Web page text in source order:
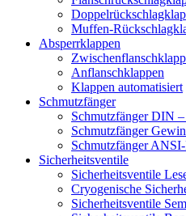
Muffen-
Absperrklappen
Anflanschklappen
Klappen automatisiert
Schmutzfänger
Schmutzfänger DIN –
Schmutzfänger
Schmutzfänger
Sicherheitsventile
Sicherheitsventile
Cryogenische
Sicherheitsventile